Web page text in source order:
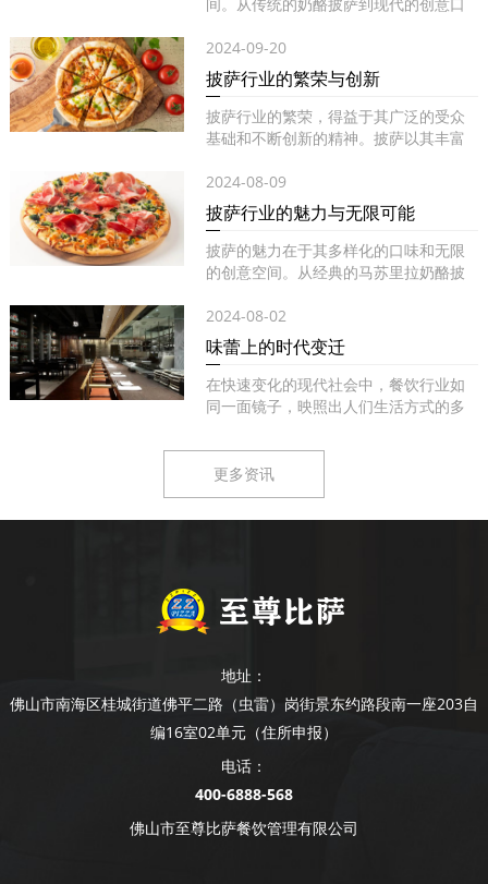
2024-09-20
披萨行业的繁荣与创新
披萨行业的繁荣，得益于其广泛的受众
基础和不断创新的精神。披萨以其丰富
2024-08-09
披萨行业的魅力与无限可能
披萨的魅力在于其多样化的口味和无限
的创意空间。从经典的马苏里拉奶酪披
2024-08-02
味蕾上的时代变迁
在快速变化的现代社会中，餐饮行业如
同一面镜子，映照出人们生活方式的多
更多资讯
地址：
佛山市南海区桂城街道佛平二路（虫雷）岗街景东约路段南一座203自
编16室02单元（住所申报）
电话：
400-6888-568
佛山市至尊比萨餐饮管理有限公司